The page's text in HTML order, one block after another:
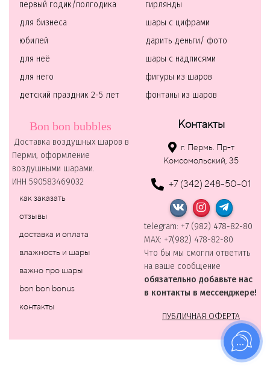
первый годик/полгодика
для бизнеса
юбилей
для неё
для него
детский праздник 2-5 лет
гирлянды
шары с цифрами
дарить деньги/ фото
шары с надписями
фигуры из шаров
фонтаны из шаров
Bon bon bubbles
Доставка воздушных шаров в
Перми, оформление
воздушными шарами.
ИНН 590583469032
как заказать
отзывы
доставка и оплата
влажность и шары
важно про шары
bon bon bonus
контакты
Контакты
г. Пермь. Пр-т
Комсомольский, 35
+7 (342) 248-50-01
telegram: +7 (982) 478-82-80
MAХ: +7(982) 478-82-80
Что бы мы смогли ответить
на ваше сообщение
обязательно добавьте нас
в контакты в мессенджере!
ПУБЛИЧНАЯ ОФЕРТА